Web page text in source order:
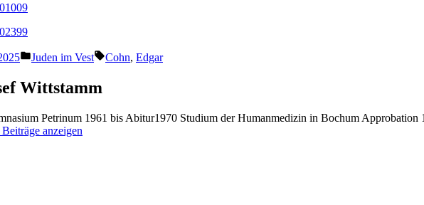
Veröffentlicht
Juden im Vest Schlagwörter:
Cohn, Edgar
Wittstamm
Petrinum 1961 bis Abitur1970 Studium der Humanmedizin in Bochum
anzeigen